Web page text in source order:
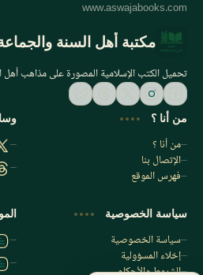
اشترك الآن
اشترك في قناتنا على تليجرام
مكتبة أهل السنة
تحميل الكتب الإسلامية المصورة على مذاهب أهل
من أنا ؟
من أنا ؟
الإتصال بنا
فهرس الموقع
سياسة الخصوصية
سياسة الخصوصية
إخلاء المسؤولية